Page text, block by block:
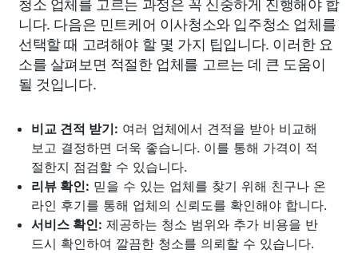
니다. 다음은 민트케어 이사청소와 입주청소 업체를
선택할 때 고려해야 할 몇 가지 팁입니다. 이러한 요
소를 살펴보면 적절한 업체를 고르는 데 큰 도움이
될 것입니다.
비교 견적 받기: 여러 업체에서 견적을 받아 비교해
보고 결정하면 더욱 좋습니다. 이를 통해 가격이 적
절한지 점검할 수 있습니다.
리뷰 확인: 믿을 수 있는 업체를 찾기 위해 친구나 온
라인 후기를 통해 업체의 신뢰도를 확인해야 합니다.
서비스 확인: 제공하는 청소 범위와 추가 비용을 반
드시 확인하여 깔끔한 청소를 의뢰할 수 있습니다.